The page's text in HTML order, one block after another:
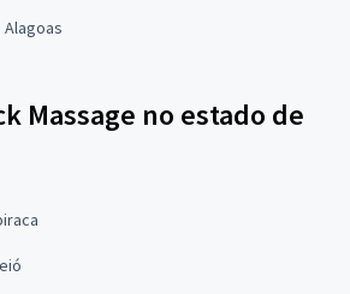
Massage no estado de